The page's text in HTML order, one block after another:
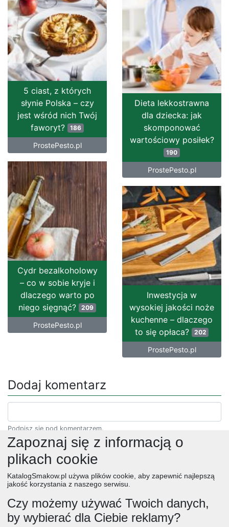
5 ciast, z których
słynie Polska – czy
jest wśród nich Twój
faworyt? 186
ProstePesto.pl
Dieta lekkostrawna
dla dziecka: jak
skomponować
wartościowy posiłek?
190
ProstePesto.pl
Cydr bezalkoholowy
– co w sobie kryje i
dlaczego warto po
niego sięgnąć? 209
ProstePesto.pl
Inwestycja w
wysokiej jakości noże
kuchenne – dlaczego
to się opłaca?
202
ProstePesto.pl
Dodaj komentarz
Podpisz się pod komentarzem.
Zapoznaj się z informacją o
plikach cookie
KatalogSmakow.pl używa plików cookie, aby zapewnić najlepszą
jakość korzystania z naszego serwisu.
Czy możemy używać Twoich danych,
by wybierać dla Ciebie reklamy?